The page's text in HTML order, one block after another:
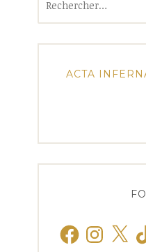
ACTA
FacebookInstagram
X